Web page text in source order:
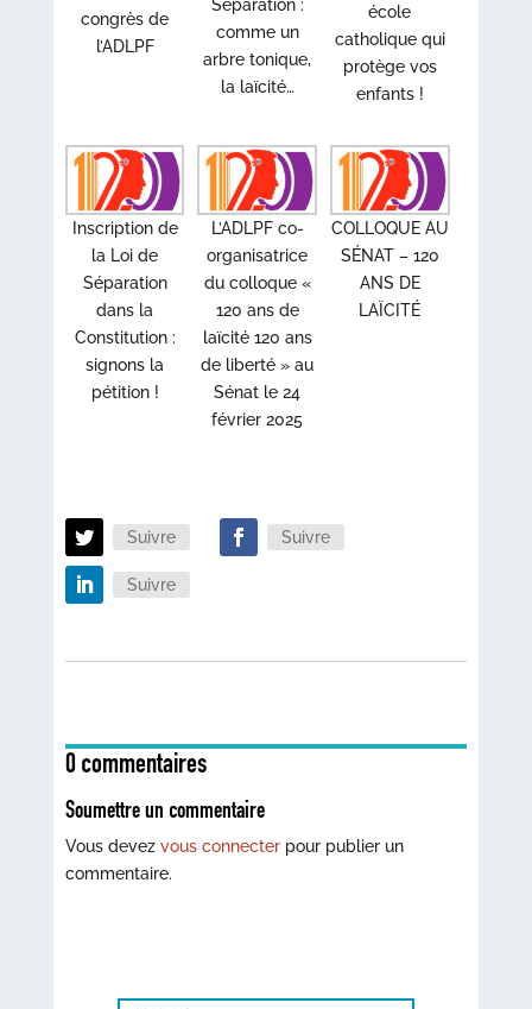
congrès de
l’ADLPF
Séparation :
comme un
arbre tonique,
la laïcité…
école
catholique qui
protège vos
enfants !
Inscription de
la Loi de
Séparation
dans la
Constitution :
signons la
pétition !
L’ADLPF co-
organisatrice
du colloque «
120 ans de
laïcité 120 ans
de liberté » au
Sénat le 24
février 2025
COLLOQUE AU
SÉNAT – 120
ANS DE
LAÏCITÉ
Suivre Suivre
Suivre
0 commentaires
Soumettre un commentaire
Vous devez vous connecterpour publier un
commentaire.